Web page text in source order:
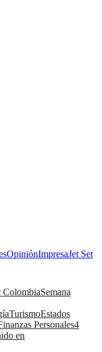
OpiniónImpresaJet Set
ColombiaSemana
TurismoEstados
Personales4
en